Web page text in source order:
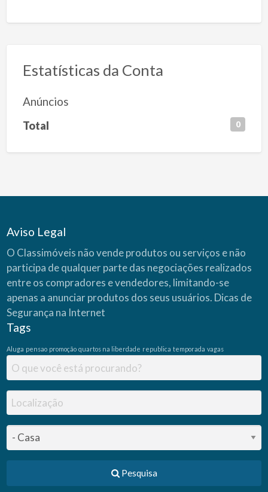
Estatísticas da Conta
Anúncios
Total 0
Aviso Legal
O Classimóveis não vende produtos ou serviços e não
participa de qualquer parte das negociações realizados
entre os compradores e vendedores, limitando-se
apenas a anunciar produtos dos seus usuários. Dicas de
Segurança na Internet
Tags
Aluga pensao promoção quartos na liberdade republica temporada vagas
Pesquisa